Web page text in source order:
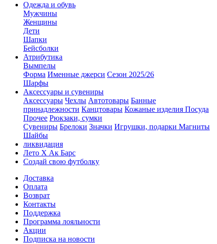
Одежда и обувь
Мужчины
Женщины
Дети
Шапки
Бейсболки
Атрибутика
Вымпелы
Форма Именные джерси Сезон 2025/26
Шарфы
Аксессуары и сувениры
Аксессуары Чехлы Автотовары Банные
принадлежности Канцтовары Кожаные изделия Посуда
Прочее Рюкзаки, сумки
Сувениры Брелоки Значки Игрушки, подарки Магниты
Шайбы
ликвидация
Лето Х Ак Барс
Создай свою футболку
Доставка
Оплата
Возврат
Контакты
Поддержка
Программа лояльности
Акции
Подписка на новости